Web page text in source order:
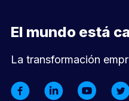
El mundo está
La transformación